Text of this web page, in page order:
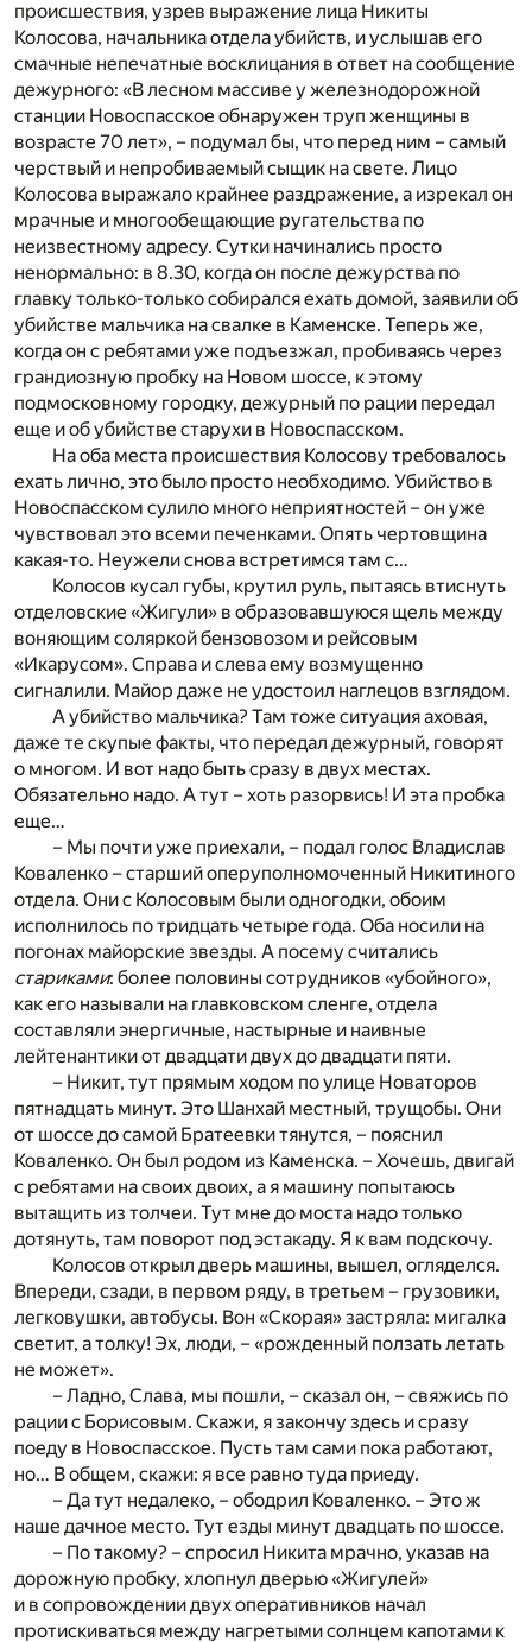
происшествия, узрев выражение лица Никиты
Колосова, начальника отдела убийств, и услышав его
смачные непечатные восклицания в ответ на сообщение
дежурного: «В лесном массиве у железнодорожной
станции Новоспасское обнаружен труп женщины в
возрасте 70 лет», – подумал бы, что перед ним – самый
черствый и непробиваемый сыщик на свете. Лицо
Колосова выражало крайнее раздражение, а изрекал он
мрачные и многообещающие ругательства по
неизвестному адресу. Сутки начинались просто
ненормально: в 8.30, когда он после дежурства по
главку только-только собирался ехать домой, заявили об
убийстве мальчика на свалке в Каменске. Теперь же,
когда он с ребятами уже подъезжал, пробиваясь через
грандиозную пробку на Новом шоссе, к этому
подмосковному городку, дежурный по рации передал
еще и об убийстве старухи в Новоспасском.
На оба места происшествия Колосову требовалось
ехать лично, это было просто необходимо. Убийство в
Новоспасском сулило много неприятностей – он уже
чувствовал это всеми печенками. Опять чертовщина
какая-то. Неужели снова встретимся там с…
Колосов кусал губы, крутил руль, пытаясь втиснуть
отделовские «Жигули» в образовавшуюся щель между
воняющим соляркой бензовозом и рейсовым
«Икарусом». Справа и слева ему возмущенно
сигналили. Майор даже не удостоил наглецов взглядом.
А убийство мальчика? Там тоже ситуация аховая,
даже те скупые факты, что передал дежурный, говорят
о многом. И вот надо быть сразу в двух местах.
Обязательно надо. А тут – хоть разорвись! И эта пробка
еще…
– Мы почти уже приехали, – подал голос Владислав
Коваленко – старший оперуполномоченный Никитиного
отдела. Они с Колосовым были одногодки, обоим
исполнилось по тридцать четыре года. Оба носили на
погонах майорские звезды. А посему считались
стариками: более половины сотрудников «убойного»,
как его называли на главковском сленге, отдела
составляли энергичные, настырные и наивные
лейтенантики от двадцати двух до двадцати пяти.
– Никит, тут прямым ходом по улице Новаторов
пятнадцать минут. Это Шанхай местный, трущобы. Они
от шоссе до самой Братеевки тянутся, – пояснил
Коваленко. Он был родом из Каменска. – Хочешь, двигай
с ребятами на своих двоих, а я машину попытаюсь
вытащить из толчеи. Тут мне до моста надо только
дотянуть, там поворот под эстакаду. Я к вам подскочу.
Колосов открыл дверь машины, вышел, огляделся.
Впереди, сзади, в первом ряду, в третьем – грузовики,
легковушки, автобусы. Вон «Скорая» застряла: мигалка
светит, а толку! Эх, люди, – «рожденный ползать летать
не может».
– Ладно, Слава, мы пошли, – сказал он, – свяжись по
рации с Борисовым. Скажи, я закончу здесь и сразу
поеду в Новоспасское. Пусть там сами пока работают,
но… В общем, скажи: я все равно туда приеду.
– Да тут недалеко, – ободрил Коваленко. – Это ж
наше дачное место. Тут езды минут двадцать по шоссе.
– По такому? – спросил Никита мрачно, указав на
дорожную пробку, хлопнул дверью «Жигулей»
и в сопровождении двух оперативников начал
протискиваться между нагретыми солнцем капотами к